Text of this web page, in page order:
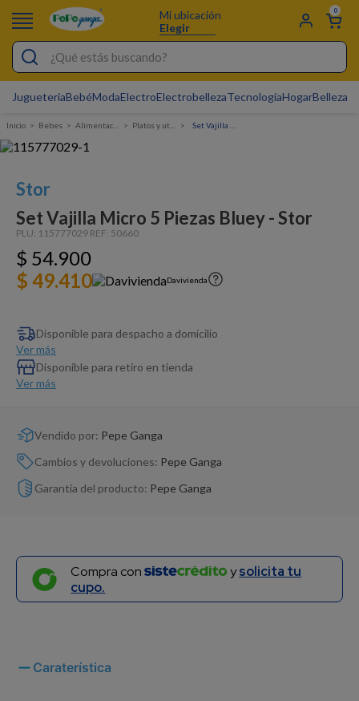
Mi ubicación
Elegir
0
¿Qué estás buscando?
JugueteriaBebéModaElectroElectrobellezaTecnologíaHogarBelleza
Bebes Alimentacion Platos y utensilios
Stor
Set Vajilla Micro 5 Piezas Bluey - Stor
PLU: 115777029 REF: 50660
$ 54.900
$ 49.410
Davivienda
Disponible para despacho a domicilio
Ver más
Disponible para retiro en tienda
Ver más
Vendido por: Pepe Ganga
Cambios y devoluciones: Pepe Ganga
Garantía del producto: Pepe Ganga
Compra con ysolicita tu
cupo.
Caraterística
Pijamas
Figuras Toy Story
Carters
Cartas Pokemon
Silla Mecedora Bebé
Cuna Colecho
Dinosaurio Juguete